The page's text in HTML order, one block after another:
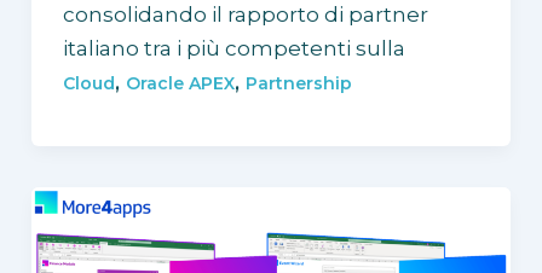
consolidando il rapporto di partner
italiano tra i più competenti sulla
Cloud, Oracle APEX, Partnership